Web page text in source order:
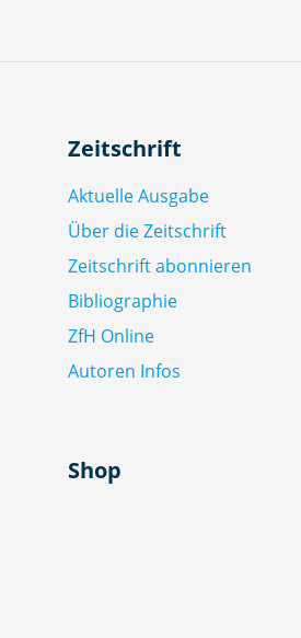
Zeitschrift
Aktuelle Ausgabe
Über die Zeitschrift
Zeitschrift abonnieren
Bibliographie
ZfH Online
Autoren Infos
Shop